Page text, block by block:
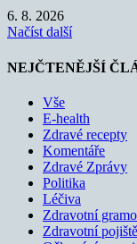
6. 8. 2026
Načíst další
NEJČTENĚJŠÍ
Vše
E-health
Zdravé recepty
Komentáře
Zdravé Zprávy
Politika
Léčiva
Zdravotní
Zdravotní